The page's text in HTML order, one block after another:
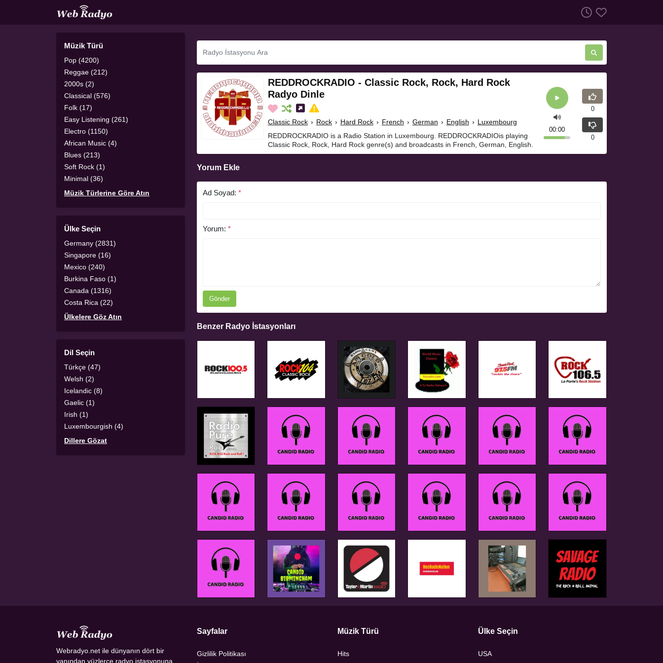
Müzik Türü
Pop (4200)
Reggae (212)
2000s (2)
Classical (576)
Folk (17)
Easy Listening (261)
Electro (1150)
African Music (4)
Blues (213)
Soft Rock (1)
Minimal (36)
Müzik Türlerine Göre Atın
Ülke Seçin
Germany (2831)
Singapore (16)
Mexico (240)
Burkina Faso (1)
Canada (1316)
Costa Rica (22)
Ülkelere Göz Atın
Dil Seçin
Türkçe (47)
Welsh (2)
Icelandic (8)
Gaelic (1)
Irish (1)
Luxembourgish (4)
Dillere Gözat
REDDROCKRADIO - Classic Rock, Rock, Hard Rock
Radyo Dinle
Classic Rock › Rock › Hard Rock › French › German › English › Luxembourg
REDDROCKRADIO is a Radio Station in Luxembourg. REDDROCKRADIOis playing
Classic Rock, Rock, Hard Rock genre(s) and broadcasts in French, German, English.
00:00
0
0
Yorum Ekle
Ad Soyad: *
Yorum: *
Gönder
Benzer Radyo İstasyonları
Webradyo.net ile dünyanın dört bir
yanından yüzlerce radyo istasyonuna
Sayfalar
Gizlilik Politikası
Müzik Türü
Hits
Ülke Seçin
USA